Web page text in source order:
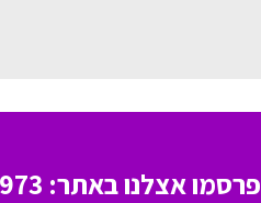
פרסמו אצלנו באתר: 03-6486973